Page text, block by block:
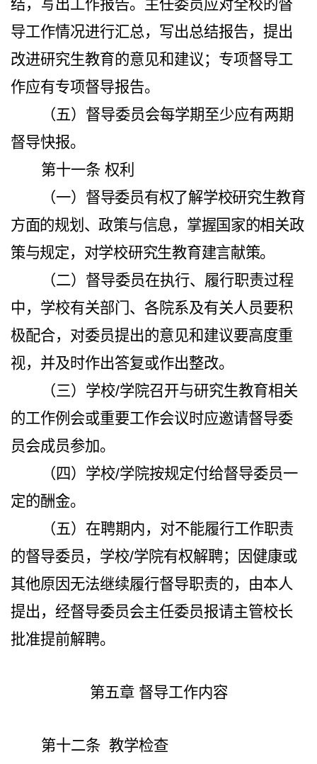
结，写出工作报告。主任委员应对全校的督
导工作情况进行汇总，写出总结报告，提出
改进研究生教育的意见和建议；专项督导工
作应有专项督导报告。
（五）督导委员会每学期至少应有两期
督导快报。
第十一条 权利
（一）督导委员有权了解学校研究生教育
方面的规划、政策与信息，掌握国家的相关政
策与规定，对学校研究生教育建言献策。
（二）督导委员在执行、履行职责过程
中，学校有关部门、各院系及有关人员要积
极配合，对委员提出的意见和建议要高度重
视，并及时作出答复或作出整改。
（三）学校/学院召开与研究生教育相关
的工作例会或重要工作会议时应邀请督导委
员会成员参加。
（四）学校/学院按规定付给督导委员一
定的酬金。
（五）在聘期内，对不能履行工作职责
的督导委员，学校/学院有权解聘；因健康或
其他原因无法继续履行督导职责的，由本人
提出，经督导委员会主任委员报请主管校长
批准提前解聘。
第五章 督导工作内容
第十二条教学检查